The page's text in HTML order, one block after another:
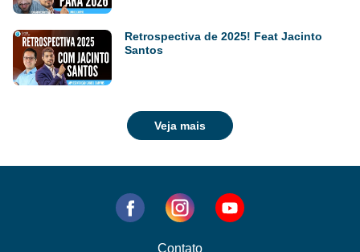
Retrospectiva de 2025! Feat Jacinto
Santos
Veja mais
Contato